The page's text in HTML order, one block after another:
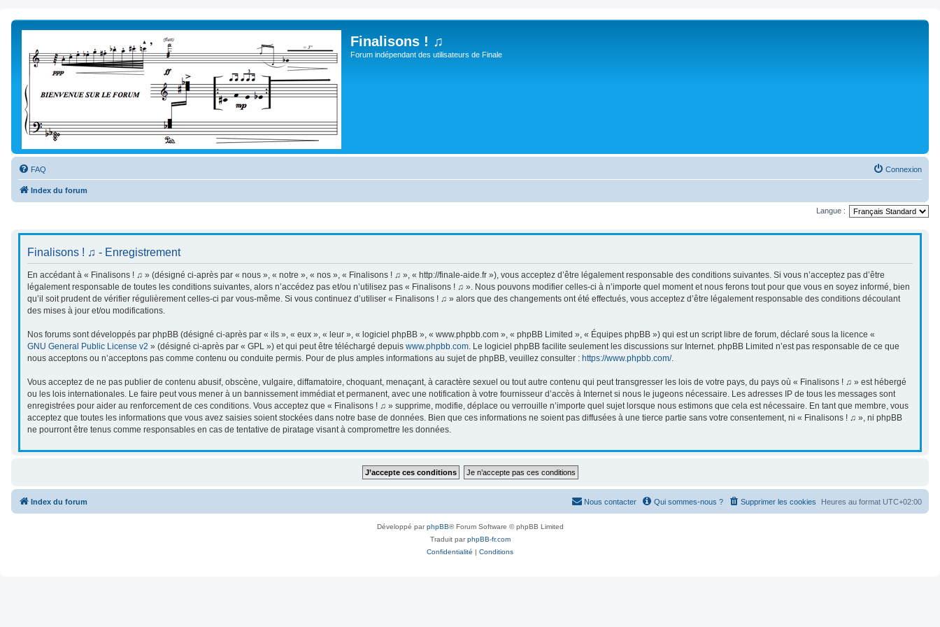
Finalisons ! ♫
Forum indépendant des utilisateurs de Finale
FAQ Connexion
Index du forum
Langue :
Finalisons ! ♫ - Enregistrement
En accédant à « Finalisons ! ♫ » (désigné ci-après par « nous », « notre », « nos », « Finalisons ! ♫ », « http://finale-aide.fr »), vous acceptez d’être légalement responsable des conditions suivantes. Si vous n’acceptez pas d’être
légalement responsable de toutes les conditions suivantes, alors n’accédez pas et/ou n’utilisez pas « Finalisons ! ♫ ». Nous pouvons modifier celles-ci à n’importe quel moment et nous ferons tout pour que vous en soyez informé, bien
qu’il soit prudent de vérifier régulièrement celles-ci par vous-même. Si vous continuez d’utiliser « Finalisons ! ♫ » alors que des changements ont été effectués, vous acceptez d’être légalement responsable des conditions découlant
des mises à jour et/ou modifications.
Nos forums sont développés par phpBB (désigné ci-après par « ils », « eux », « leur », « logiciel phpBB », « www.phpbb.com », « phpBB Limited », « Équipes phpBB ») qui est un script libre de forum, déclaré sous la licence «
GNU General Public License v2 » (désigné ci-après par « GPL ») et qui peut être téléchargé depuis www.phpbb.com . Le logiciel phpBB facilite seulement les discussions sur Internet. phpBB Limited n’est pas responsable de ce que
nous acceptons ou n’acceptons pas comme contenu ou conduite permis. Pour de plus amples informations au sujet de phpBB, veuillez consulter : https://www.phpbb.com/.
Vous acceptez de ne pas publier de contenu abusif, obscène, vulgaire, diffamatoire, choquant, menaçant, à caractère sexuel ou tout autre contenu qui peut transgresser les lois de votre pays, du pays où « Finalisons ! ♫ » est hébergé
ou les lois internationales. Le faire peut vous mener à un bannissement immédiat et permanent, avec une notification à votre fournisseur d’accès à Internet si nous le jugeons nécessaire. Les adresses IP de tous les messages sont
enregistrées pour aider au renforcement de ces conditions. Vous acceptez que « Finalisons ! ♫ » supprime, modifie, déplace ou verrouille n’importe quel sujet lorsque nous estimons que cela est nécessaire. En tant que membre, vous
acceptez que toutes les informations que vous avez saisies soient stockées dans notre base de données. Bien que ces informations ne soient pas diffusées à une tierce partie sans votre consentement, ni « Finalisons ! ♫ », ni phpBB
ne pourront être tenus comme responsables en cas de tentative de piratage visant à compromettre les données.
Index du forum Heures au format UTC+02:00
Supprimer les cookies
Qui sommes-nous ?
Nous contacter
Développé parphpBB® Forum Software © phpBB Limited
Traduit parphpBB-fr.com
Confidentialité | Conditions